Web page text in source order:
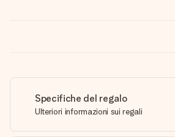
Specifiche del regalo
Ulteriori informazioni sui regali